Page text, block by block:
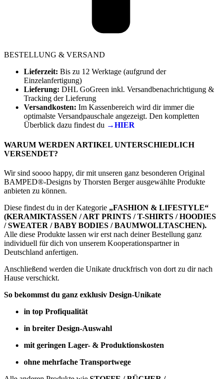
BESTELLUNG & VERSAND
Lieferzeit: Bis zu 12 Werktage (aufgrund der
Einzelanfertigung)
Lieferung: DHL GoGreen inkl. Versandbenachrichtigung &
Tracking der Lieferung
Versandkosten: Im Kassenbereich wird dir immer die
optimalste Versandpauschale angezeigt. Den kompletten
Überblick dazu findest du →HIER
WARUM WERDEN ARTIKEL UNTERSCHIEDLICH
VERSENDET?
Wir sind soooo happy, dir mit unseren ganz besonderen Original
BAMPED®-Designs by Thorsten Berger ausgewählte Produkte
anbieten zu können.
Diese findest du in der Kategorie „FASHION & LIFESTYLE“
(KERAMIKTASSEN / ART PRINTS / T-SHIRTS / HOODIES
/ SWEATER / BABY BODIES / BAUMWOLLTASCHEN).
Alle diese Produkte lassen wir erst nach deiner Bestellung ganz
individuell für dich von unserem Kooperationspartner in
Deutschland anfertigen.
Anschließend werden die Unikate druckfrisch von dort zu dir nach
Hause verschickt.
So bekommst du ganz exklusiv Design-Unikate
in top Profiqualität
in breiter Design-Auswahl
mit geringen Lager- & Produktionskosten
ohne mehrfache Transportwege